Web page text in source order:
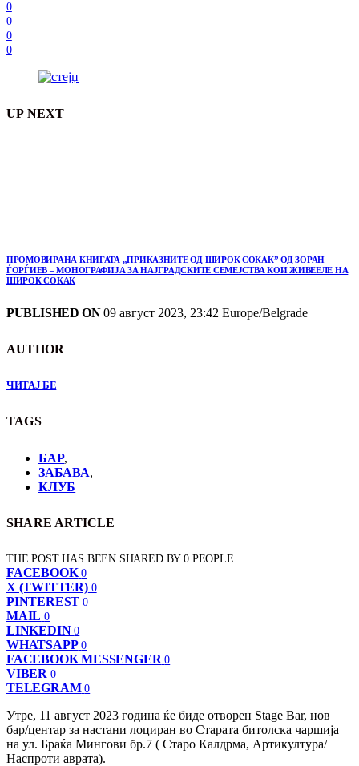
0
0
0
0
UP NEXT
ПРОМОВИРАНА КНИГАТА „ПРИКАЗНИТЕ ОД ШИРОК СОКАК” ОД ЗОРАН
ЃОРЃИЕВ – МОНОГРАФИЈА ЗА НАЈГРАДСКИТЕ СЕМЕЈСТВА КОИ ЖИВЕЕЛЕ НА
ШИРОК СОКАК
PUBLISHED ON09 август 2023, 23:42 Europe/Belgrade
AUTHOR
ЧИТАЈ БЕ
TAGS
БАР,
ЗАБАВА,
КЛУБ
SHARE ARTICLE
THE POST HAS BEEN SHARED BY0 PEOPLE.
FACEBOOK 0
X (TWITTER) 0
PINTEREST 0
MAIL 0
LINKEDIN 0
WHATSAPP 0
FACEBOOK MESSENGER 0
VIBER 0
TELEGRAM 0
Утре, 11 август 2023 година ќе биде отворен Stage Bar, нов
бар/центар за настани лоциран во Старата битолска чаршија
на ул. Браќа Мингови бр.7 ( Старо Калдрма, Артикултура/
Наспроти аврата).